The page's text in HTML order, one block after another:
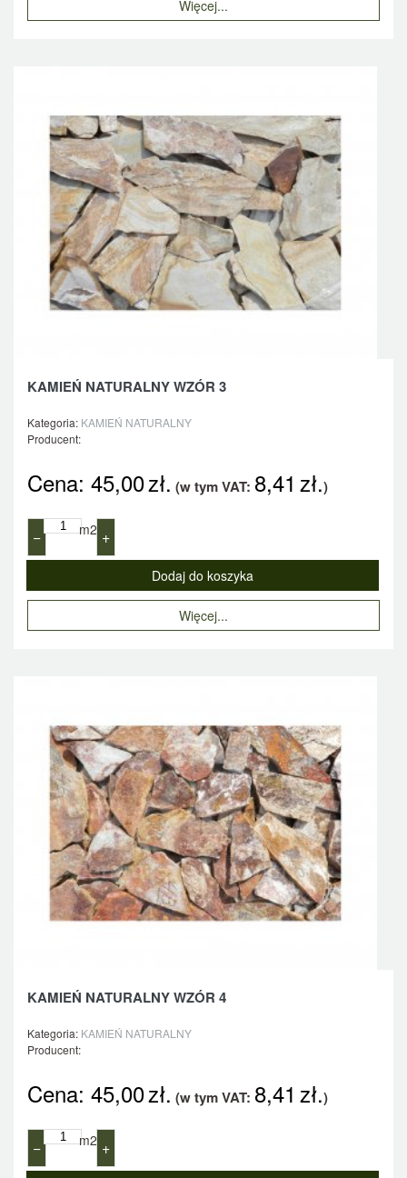
Więcej...
KAMIEŃ NATURALNY WZÓR 3
Kategoria: KAMIEŃ NATURALNY
Producent:
Cena: 45,00zł. (w tym VAT: 8,41 zł.)
− m2 +
Więcej...
KAMIEŃ NATURALNY WZÓR 4
Kategoria: KAMIEŃ NATURALNY
Producent:
Cena: 45,00zł. (w tym VAT: 8,41 zł.)
− m2 +